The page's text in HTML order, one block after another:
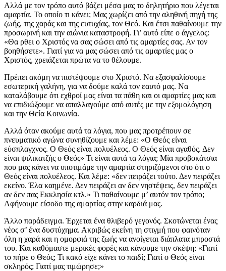
Αλλά με τον τρόπο αυτό βάζει μέσα μας το δηλητήριο που λέγεται
αμαρτία. Το οποίο τι κάνει; Μας χωρίζει από την αληθινή πηγή της
ζωής, της χαράς και της ευτυχίας, τον Θεό. Και έτσι παθαίνουμε την
προσωρινή και την αιώνια καταστροφή. Γι’ αυτό είπε ο άγγελος:
«Θα ρθει ο Χριστός να σας σώσει από τις αμαρτίες σας. Αν τον
βοηθήσετε». Γιατί για να μας σώσει από τις αμαρτίες μας ο
Χριστός, χρειάζεται πρώτα να το θέλουμε.
Πρέπει ακόμη να πιστέψουμε στο Χριστό. Να εξασφαλίσουμε
εσωτερική γαλήνη, για να δούμε καλά τον εαυτό μας. Να
καταλάβουμε ότι εχθροί μας είναι τα πάθη και οι αμαρτίες μας και
να επιδιώξουμε να απαλλαγούμε από αυτές με την εξομολόγηση
και την Θεία Κοινωνία.
Αλλά όταν ακούμε αυτά τα λόγια, που μας προτρέπουν σε
πνευματικό αγώνα συνηθίζουμε και λέμε: «Ο Θεός είναι
εύσπλαγχνος. Ο Θεός είναι πολυέλεος. Ο Θεός είναι αγαθός. Δεν
είναι ψιλικατζής ο Θεός» Τι είναι αυτά τα λόγια; Μία προβοκάτσια
που μας κάνει να υποτιμάμε την αμαρτία στηριζόμενοι στο ότι ο
Θεός είναι πολυέλεος. Και λέμε: «δεν πειράζει τούτο. Δεν πειράζει
εκείνο. Έλα καημένε. Δεν πειράζει αν δεν νηστέψεις, δεν πειράζει
αν δεν πας Εκκλησία κτλ.» Τι παθαίνουμε μ’ αυτόν τον τρόπο;
Αφήνουμε είσοδο της αμαρτίας στην καρδιά μας.
Άλλο παράδειγμα. Έρχεται ένα θλιβερό γεγονός. Σκοτώνεται ένας
νέος σ’ ένα δυστύχημα. Ακριβώς εκείνη τη στιγμή που φαινόταν
όλη η χαρά και η ομορφιά της ζωής να ανοίγεται διάπλατα μπροστά
του. Και καθόμαστε μερικές φορές και κάνουμε την σκέψη: «Γιατί
το πήρε ο Θεός; Τι κακό είχε κάνει το παιδί; Γιατί ο Θεός είναι
σκληρός; Γιατί μας τιμώρησε;»